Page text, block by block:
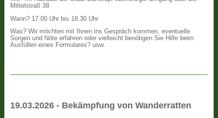
Mittelstraß 38
Wann? 17.00 Uhr bis 18.30 Uhr
Was? Wir möchten mit Ihnen ins Gespräch kommen, eventuelle
Sorgen und Nöte erfahren oder vielleicht benötigen Sie Hilfe beim
Ausfüllen eines Formulares? usw.
19.03.2026 - Bekämpfung von Wanderratten